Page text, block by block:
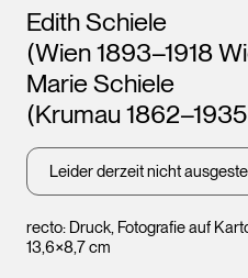
recto: Druck, Fotografie auf
13,6×8,7 cm
Künstler*innen
Edith Schiele
(Wien 1893–1918
Marie Schiele
(Krumau
Leider derzeit nicht